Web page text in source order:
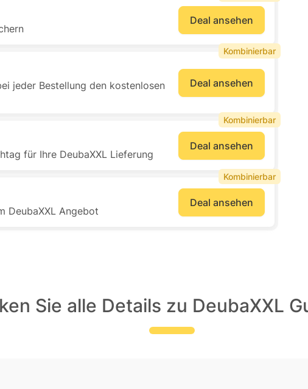
Deal ansehen
jeder Bestellung den kostenlosen
Deal ansehen
Kombinierbar
für Ihre DeubaXXL Lieferung
Deal ansehen
Kombinierbar
DeubaXXL Angebot
Deal ansehen
Kombinierbar
Sie alle Details zu DeubaXXL